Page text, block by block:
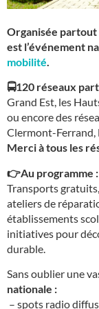
Organisée partout
est l’événement
mobilité.
🚍120 réseaux
Grand Est, les
ou encore des
Clermont-Ferrand,
Merci à tous les
👉Au programme :
Transports
ateliers de
établissements
initiatives pour
durable.
Sans oublier une
nationale :
– spots radio